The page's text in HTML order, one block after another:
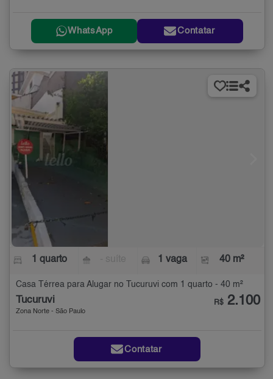
WhatsApp Contatar
1 quarto 1 vaga 40 m²
Casa Térrea para Alugar no Tucuruvi com 1 quarto - 40 m²
Tucuruvi
Zona Norte - São Paulo
R$ 2.100
Contatar